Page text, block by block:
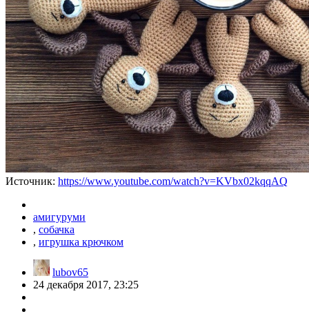
Источник: https://www.youtube.com/watch?v=KVbx02kqqAQ
амигуруми
, собачка
, игрушка крючком
lubov65
24 декабря 2017, 23:25